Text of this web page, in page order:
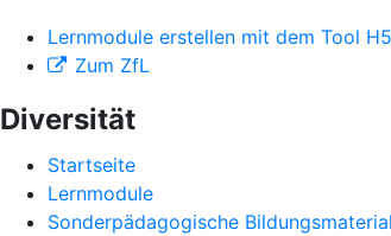
Lernmodule erstellen mit dem Tool
Zum ZfL
Diversität
Startseite
Lernmodule
Sonderpädagogische